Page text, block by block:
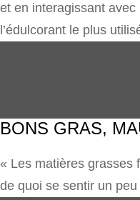
et en interagissant
l’édulcorant le plus
BONS GRAS,
« Les matières grasses
de quoi se sentir un